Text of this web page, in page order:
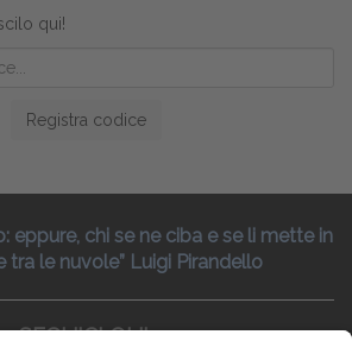
qui!
Registra codice
eppure, chi se ne ciba e se li mette in
tra le nuvole” Luigi Pirandello
SEGUICI QUI: